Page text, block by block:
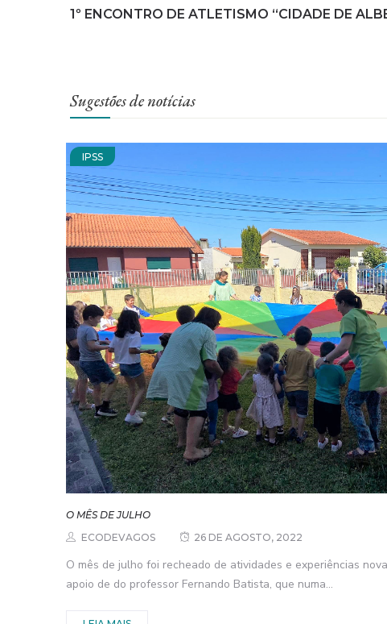
1º ENCONTRO DE ATLETISMO “CIDADE DE
Sugestões de notícias
IPSS
O MÊS DE JULHO
ECODEVAGOS
26 DE AGOSTO, 2022
O mês de julho foi recheado de atividades e experiências
apoio de do professor Fernando Batista, que numa...